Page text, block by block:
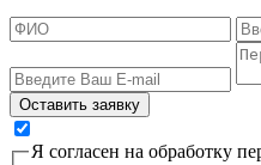
Я согласен на обработку